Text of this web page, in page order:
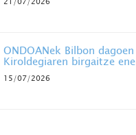
ONDOANek Bilbon
Kiroldegiaren birgaitze
15/07/2026